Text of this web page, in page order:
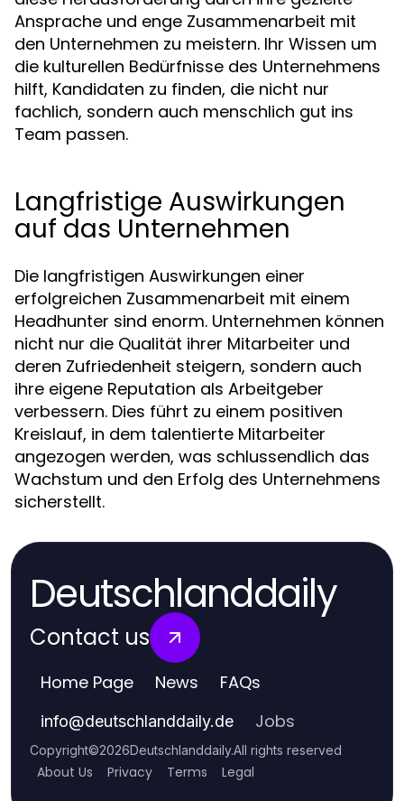
Ansprache und enge Zusammenarbeit mit
den Unternehmen zu meistern. Ihr Wissen um
die kulturellen Bedürfnisse des Unternehmens
hilft, Kandidaten zu finden, die nicht nur
fachlich, sondern auch menschlich gut ins
Team passen.
Langfristige Auswirkungen
auf das Unternehmen
Die langfristigen Auswirkungen einer
erfolgreichen Zusammenarbeit mit einem
Headhunter sind enorm. Unternehmen können
nicht nur die Qualität ihrer Mitarbeiter und
deren Zufriedenheit steigern, sondern auch
ihre eigene Reputation als Arbeitgeber
verbessern. Dies führt zu einem positiven
Kreislauf, in dem talentierte Mitarbeiter
angezogen werden, was schlussendlich das
Wachstum und den Erfolg des Unternehmens
sicherstellt.
Deutschlanddaily
Contact us
Home Page News FAQs
info@deutschlanddaily.de Jobs
Copyright©2026Deutschlanddaily.All rights reserved
About Us Privacy Terms Legal